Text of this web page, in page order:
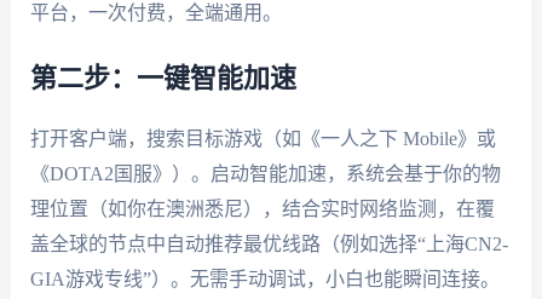
平台，一次付费，全端通用。
第二步：一键智能加速
打开客户端，搜索目标游戏（如《一人之下 Mobile》或
《DOTA2国服》）。启动智能加速，系统会基于你的物
理位置（如你在澳洲悉尼），结合实时网络监测，在覆
盖全球的节点中自动推荐最优线路（例如选择“上海CN2-
GIA游戏专线”）。无需手动调试，小白也能瞬间连接。